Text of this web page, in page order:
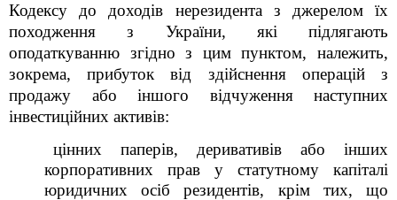
Кодексу до доходів нерезидента з джерелом їх
походження з України, які підлягають
оподаткуванню згідно з цим пунктом, належить,
зокрема, прибуток від здійснення операцій з
продажу або іншого відчуження наступних
інвестиційних активів:
цінних паперів, деривативів або інших
корпоративних прав у статутному капіталі
юридичних осіб резидентів, крім тих, що